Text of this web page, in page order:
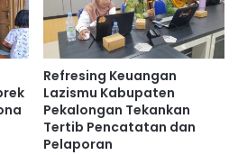
Refresing Keuangan
Lazismu Kabupaten
Pekalongan Tekankan
Tertib Pencatatan dan
Pelaporan